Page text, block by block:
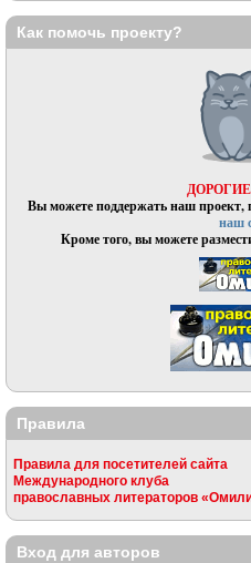
Как помочь проекту?
Вы можете поддержать наш проект,
наш
Кроме того, вы можете
Правила
Правила для посетителей сайта
Международного клуба
православных литераторов
Вход для авторов